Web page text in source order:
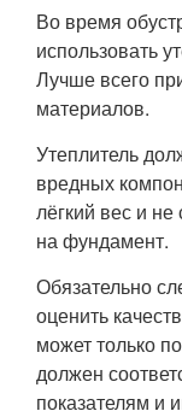
Во время
использовать
Лучше всего
материалов.
Утеплитель
вредных
лёгкий вес и не
на фундамент.
Обязательно
оценить
может только
должен
показателям и